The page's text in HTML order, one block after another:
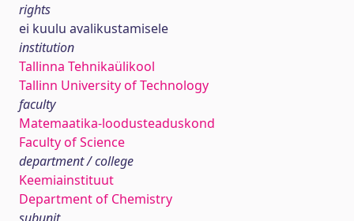
rights
ei kuulu avalikustamisele
institution
Tallinna Tehnikaülikool
Tallinn University of Technology
faculty
Matemaatika-loodusteaduskond
Faculty of Science
department / college
Keemiainstituut
Department of Chemistry